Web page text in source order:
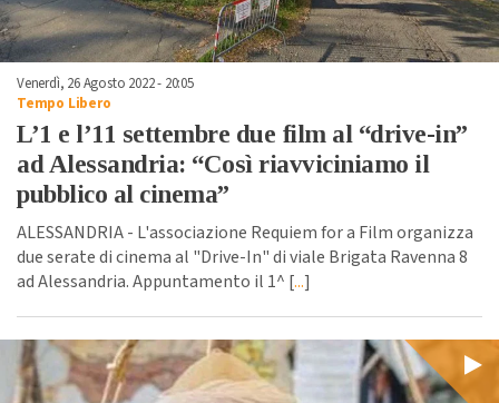
Venerdì, 26 Agosto 2022 - 20:05
Tempo Libero
L’1 e l’11 settembre due film al “drive-in”
ad Alessandria: “Così riavviciniamo il
pubblico al cinema”
ALESSANDRIA - L'associazione Requiem for a Film organizza
due serate di cinema al "Drive-In" di viale Brigata Ravenna 8
ad Alessandria. Appuntamento il 1^ [...]